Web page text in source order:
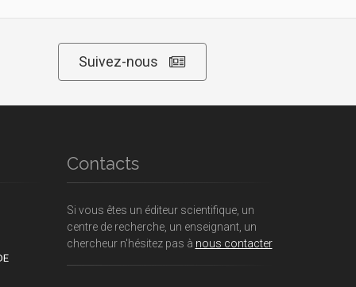
Suivez-nous
Contacts
Si vous êtes un éditeur scientifique, un
centre de recherche, un enseignant, un
chercheur n'hésitez pas à nous contacter